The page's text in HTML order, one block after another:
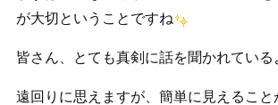
が大切ということですね
皆さん、とても真剣に話を聞かれている
遠回りに思えますが、簡単に見えること